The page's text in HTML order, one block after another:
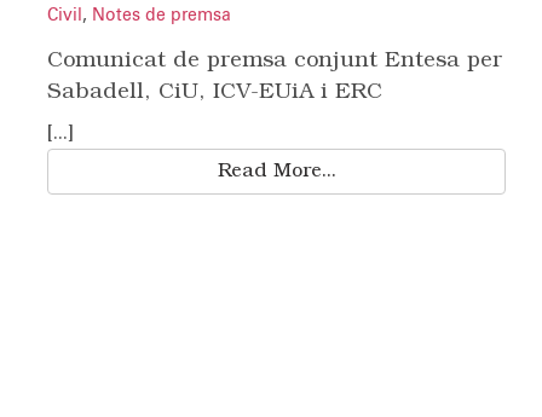
Civil , Notes de premsa
Comunicat de premsa conjunt Entesa per
Sabadell, CiU, ICV-EUiA i ERC
[...]
Read More...